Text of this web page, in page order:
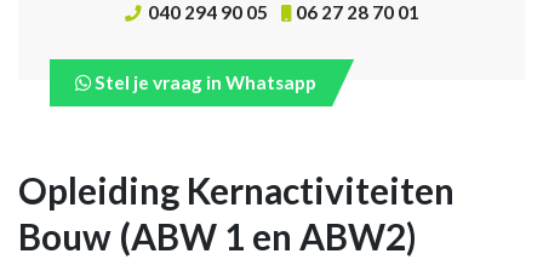
Opleiding Kernactiviteiten
Bouw (ABW 1 en ABW2)
040 294 90 05
06 27 28 70 01
Stel je vraag in Whatsapp